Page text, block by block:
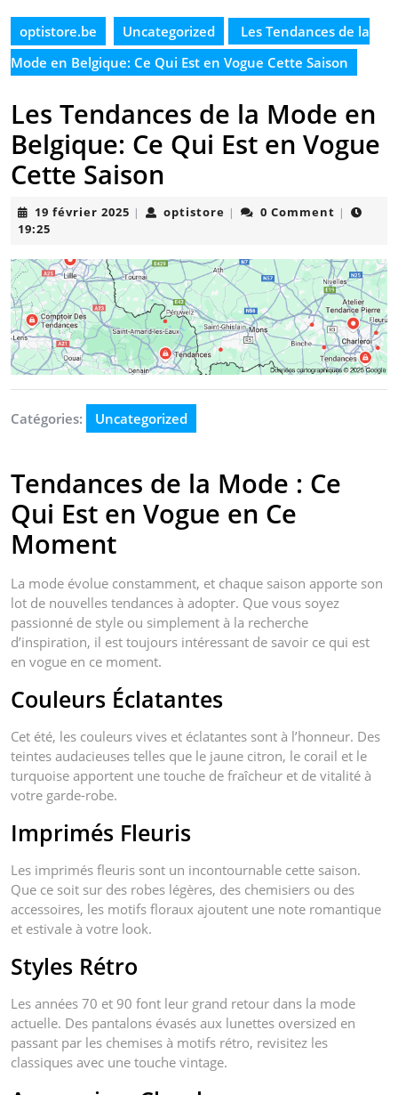
optistore.be Uncategorized
Les Tendances de la
Mode en Belgique: Ce Qui Est en Vogue Cette Saison
Les Tendances de la Mode en
Belgique: Ce Qui Est en Vogue
Cette Saison
19 février 2025 19| optistore optistore
| 0 Comment |
19:25
Catégories: Uncategorized
Tendances de la Mode : Ce
Qui Est en Vogue en Ce
Moment
La mode évolue constamment, et chaque saison apporte son
lot de nouvelles tendances à adopter. Que vous soyez
passionné de style ou simplement à la recherche
d’inspiration, il est toujours intéressant de savoir ce qui est
en vogue en ce moment.
Couleurs Éclatantes
Cet été, les couleurs vives et éclatantes sont à l’honneur. Des
teintes audacieuses telles que le jaune citron, le corail et le
turquoise apportent une touche de fraîcheur et de vitalité à
votre garde-robe.
Imprimés Fleuris
Les imprimés fleuris sont un incontournable cette saison.
Que ce soit sur des robes légères, des chemisiers ou des
accessoires, les motifs floraux ajoutent une note romantique
et estivale à votre look.
Styles Rétro
Les années 70 et 90 font leur grand retour dans la mode
actuelle. Des pantalons évasés aux lunettes oversized en
passant par les chemises à motifs rétro, revisitez les
classiques avec une touche vintage.